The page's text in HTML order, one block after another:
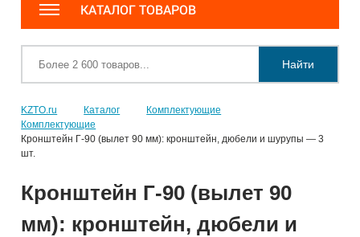
КАТАЛОГ ТОВАРОВ
Найти
KZTO.ru Каталог
Комплектующие
Комплектующие
Кронштейн Г-90 (вылет 90 мм): кронштейн, дюбели и шурупы — 3
шт.
Кронштейн Г-90 (вылет 90
мм): кронштейн, дюбели и